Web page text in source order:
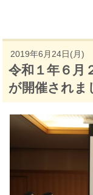
2019年6月24日(月)
令和１年６月
が開催されま